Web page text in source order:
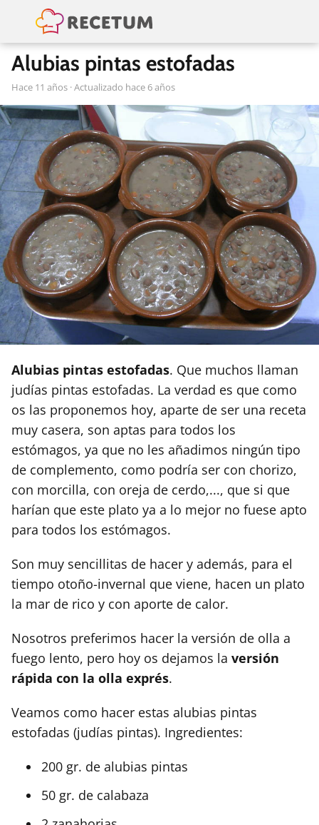
Alubias pintas estofadas
hace 11 años · Actualizado hace 6 años
Alubias pintas estofadas. Que muchos llaman
judías pintas estofadas. La verdad es que como
os las proponemos hoy, aparte de ser una receta
muy casera, son aptas para todos los
estómagos, ya que no les añadimos ningún tipo
de complemento, como podría ser con chorizo,
con morcilla, con oreja de cerdo,..., que si que
harían que este plato ya a lo mejor no fuese apto
para todos los estómagos.
Son muy sencillitas de hacer y además, para el
tiempo otoño-invernal que viene, hacen un plato
la mar de rico y con aporte de calor.
Nosotros preferimos hacer la versión de olla a
fuego lento, pero hoy os dejamos la versión
rápida con la olla exprés.
Veamos como hacer estas alubias pintas
estofadas (judías pintas). Ingredientes:
200 gr. de alubias pintas
50 gr. de calabaza